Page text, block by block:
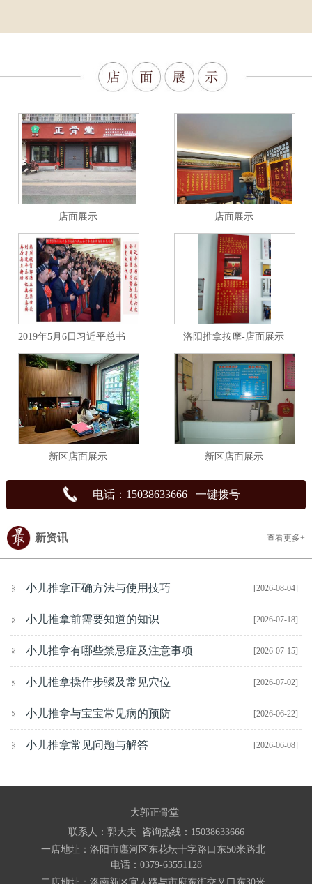
店面展示 店面展示
洛阳推拿按摩-店面展示
新区店面展示 新区店面展示
电话：15038633666 一键拨号
查看更多+
新资讯
[2026-08-04]
小儿推拿正确方法与使用技巧
[2026-07-18]
小儿推拿前需要知道的知识
[2026-07-15]
小儿推拿有哪些禁忌症及注意事项
[2026-07-02]
小儿推拿操作步骤及常见穴位
[2026-06-22]
小儿推拿与宝宝常见病的预防
[2026-06-08]
小儿推拿常见问题与解答
大郭正骨堂
联系人：郭大夫 咨询热线：15038633666
一店地址：洛阳市廛河区东花坛十字路口东50米路北
电话：0379-63551128